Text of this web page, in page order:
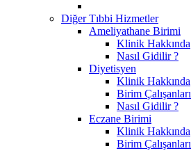
Diğer Tıbbi Hizmetler
Ameliyathane Birimi
Klinik Hakkında
Nasıl Gidilir ?
Diyetisyen
Klinik Hakkında
Birim Çalışanları
Nasıl Gidilir ?
Eczane Birimi
Klinik Hakkında
Birim Çalışanları